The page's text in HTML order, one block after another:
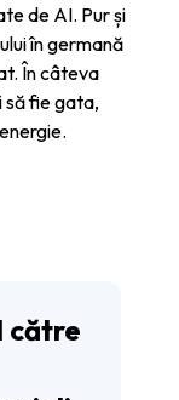
de AI. Pur și
în germană
În câteva
să fie gata,
către